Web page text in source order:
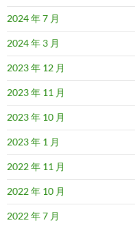
2024 年 7 月
2024 年 3 月
2023 年 12 月
2023 年 11 月
2023 年 10 月
2023 年 1 月
2022 年 11 月
2022 年 10 月
2022 年 7 月